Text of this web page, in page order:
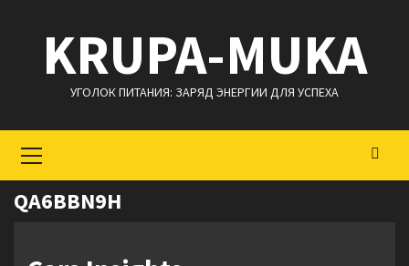
содержимому
KRUPA-MUKA
УГОЛОК ПИТАНИЯ: ЗАРЯД ЭНЕРГИИ ДЛЯ УСПЕХА
меню
QA6BBN9H